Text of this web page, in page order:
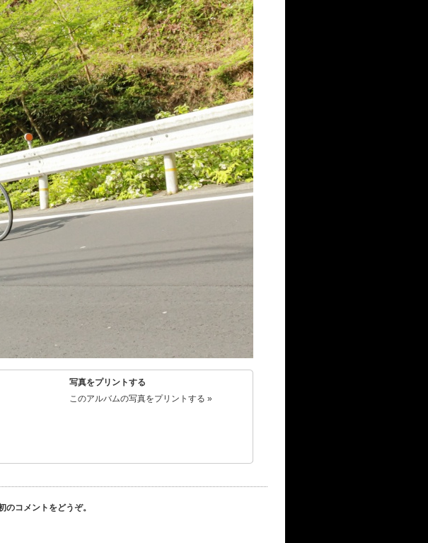
写真をプリントする
このアルバムの写真をプリントする »
コメントをどうぞ。